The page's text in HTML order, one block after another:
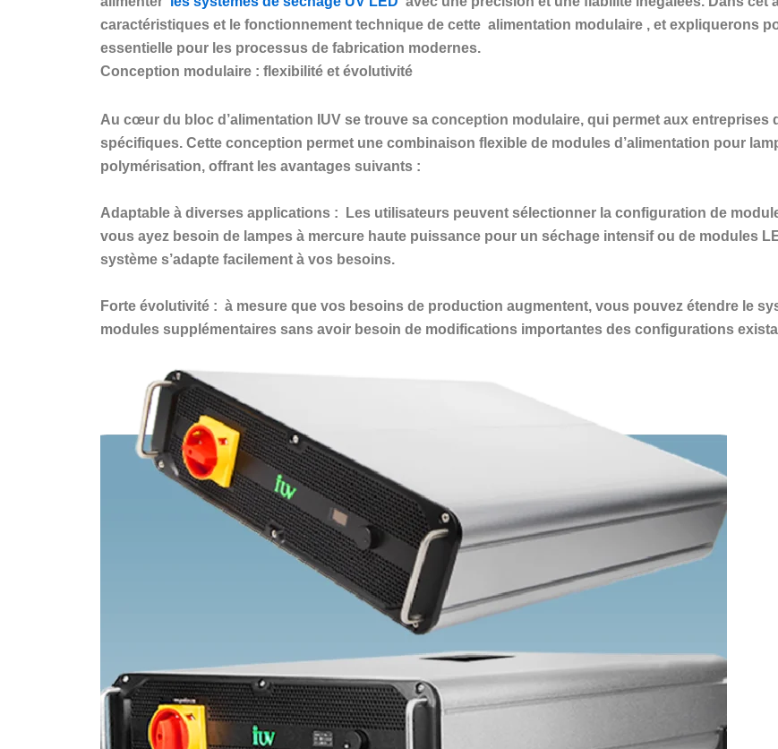
caractéristiques et le fonctionnement technique de cette alimentation modulaire , et expliquerons
essentielle pour les processus de fabrication modernes.
Conception modulaire : flexibilité et évolutivité
Au cœur du bloc d’alimentation IUV se trouve sa conception modulaire, qui permet aux
spécifiques. Cette conception permet une combinaison flexible de modules d’alimentation pour
polymérisation, offrant les avantages suivants :
Adaptable à diverses applications : Les utilisateurs peuvent sélectionner la configuration de
vous ayez besoin de lampes à mercure haute puissance pour un séchage intensif ou de modules
système s’adapte facilement à vos besoins.
Forte évolutivité : à mesure que vos besoins de production augmentent, vous pouvez étendre le
modules supplémentaires sans avoir besoin de modifications importantes des configurations